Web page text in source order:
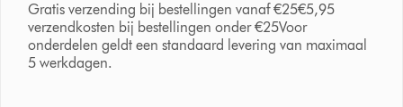
Gratis verzending bij bestellingen vanaf €25€5,95
verzendkosten bij bestellingen onder €25Voor
onderdelen geldt een standaard levering van maximaal
5 werkdagen.